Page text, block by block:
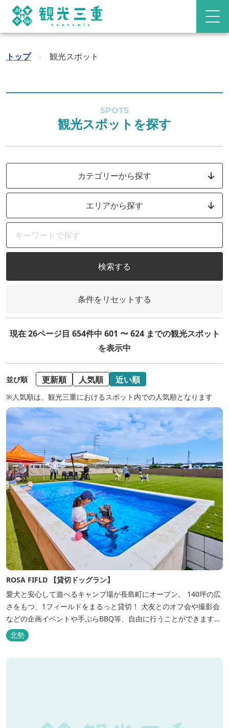
トップ › 観光スポット
SPOTS
観光スポットを探す
カテゴリーから探す
エリアから探す
検索する
条件をリセットする
現在 26ページ目 654件中 601 〜 624 までの観光スポット
を表示中
並び順 更新順 人気順 近い順
※人気順は、観光三重におけるスポット内での人気順となります
ROSA FIFLD 【貸切ドッグラン】
愛犬と安心して遊べるキャンプ場が長島町にオープン。 140坪の広
さをもつ、1フィールドをまるっと貸切！ 犬友とのオフ会や撮影会
などの企画イベントや手ぶらBBQ等、自由に行うことができます。
フードメニューも豊富で手ぶらでBBQを予算に合わせてお選びいた
だき、楽しんでいただくことがてぎます。 ドックランは全面人工芝
で水はけもよく、ワンちゃんの汚れを気にすることなく自由に遊
北勢